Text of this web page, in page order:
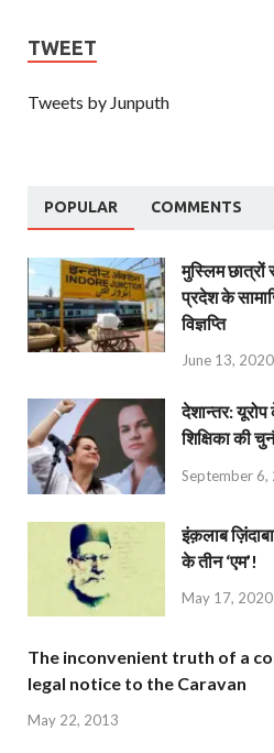
TWEET
Tweets by Junputh
POPULAR COMMENTS
मुस्लिम छात्रों
प्रदेश के
विज्ञप्ति
June 13, 2020
देशान्‍तर:
शिक्षिका की
September 6,
इंक़लाब
के तीन ‘एम’!
May 17, 2020
The inconvenient truth of a
legal notice to the Caravan
May 22, 2013